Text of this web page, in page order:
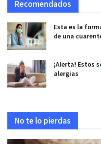
Recomendados
Esta es la
de una
¡Alerta! Estos
alergias
No te lo pierdas